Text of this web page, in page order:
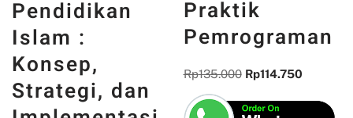
Praktik
Pemrograman
Rp 135.000 Rp114.750
PENGALAMAN,
DAN
REFLEKSI
KEBANGSAAN